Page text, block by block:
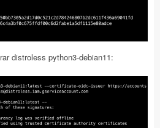
distroless python3-debian11: